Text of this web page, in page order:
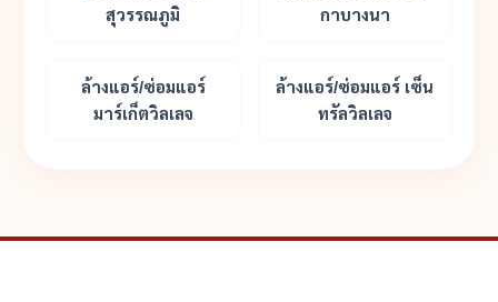
สุวรรณภูมิ
กาบางนา
ล้างแอร์/ซ่อมแอร์
มาร์เก็ตวิลเลจ
ล้างแอร์/ซ่อมแอร์ เซ็น
ทรัลวิลเลจ